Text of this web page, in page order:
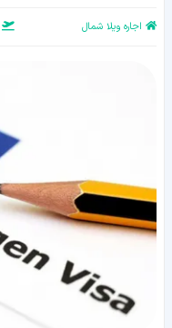
نکاتاجاره ویلا شمال